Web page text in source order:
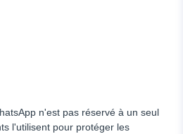
n'est pas réservé à un seul
l'utilisent pour protéger les